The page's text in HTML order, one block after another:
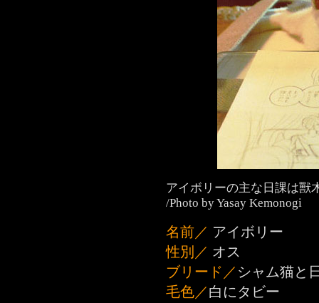
アイボリーの主な日課は獸
/Photo by Yasay Kemonogi
名前／ アイボリー
性別／ オス
ブリード／ シャム猫と
毛色／白にタビー